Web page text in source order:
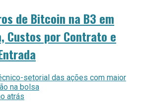
de Bitcoin na B3 em
Custos por Contrato e
atrás